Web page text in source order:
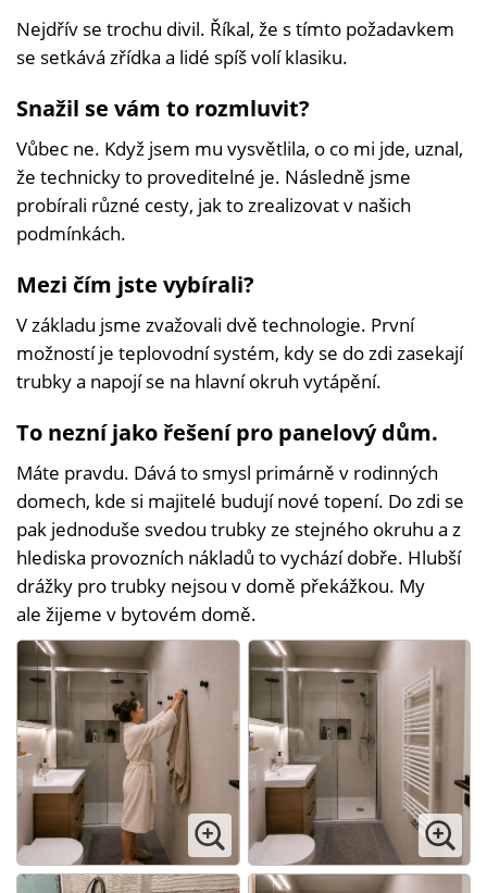
Nejdřív se trochu divil. Říkal, že s tímto požadavkem
se setkává zřídka a lidé spíš volí klasiku.
Snažil se vám to rozmluvit?
Vůbec ne. Když jsem mu vysvětlila, o co mi jde, uznal,
že technicky to proveditelné je. Následně jsme
probírali různé cesty, jak to zrealizovat v našich
podmínkách.
Mezi čím jste vybírali?
V základu jsme zvažovali dvě technologie. První
možností je teplovodní systém, kdy se do zdi zasekají
trubky a napojí se na hlavní okruh vytápění.
To nezní jako řešení pro panelový dům.
Máte pravdu. Dává to smysl primárně v rodinných
domech, kde si majitelé budují nové topení. Do zdi se
pak jednoduše svedou trubky ze stejného okruhu a z
hlediska provozních nákladů to vychází dobře. Hlubší
drážky pro trubky nejsou v domě překážkou. My
ale žijeme v bytovém domě.